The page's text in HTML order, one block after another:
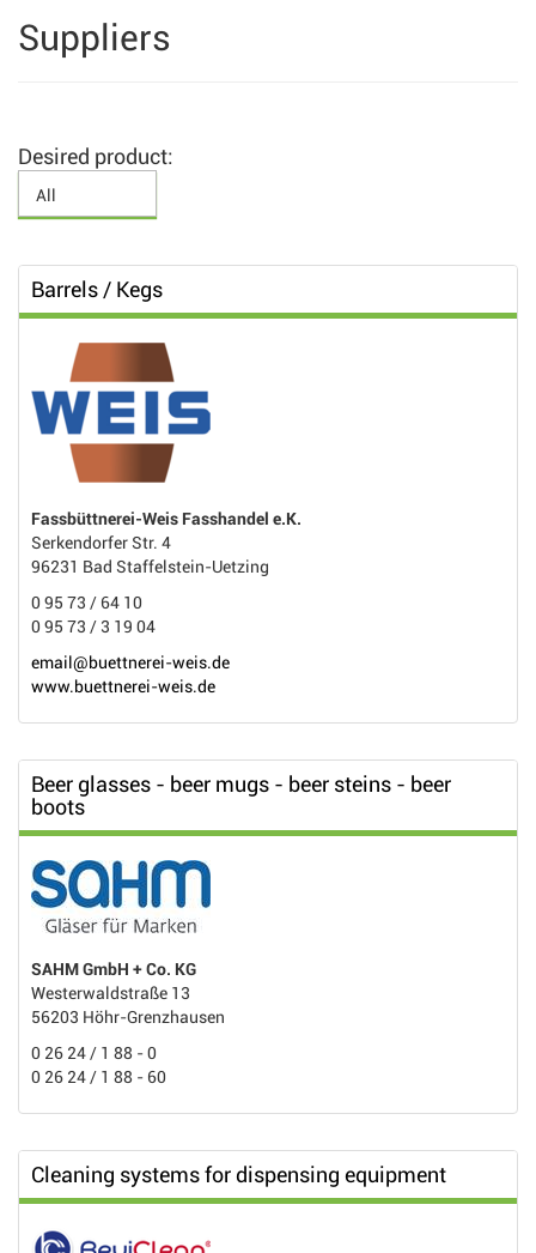
Suppliers
Desired product:
Barrels / Kegs
Fassbüttnerei-Weis Fasshandel e.K.
Serkendorfer Str. 4
96231 Bad Staffelstein-Uetzing
0 95 73 / 64 10
0 95 73 / 3 19 04
email@buettnerei-weis.de
www.buettnerei-weis.de
Beer glasses - beer mugs - beer steins - beer
boots
SAHM GmbH + Co. KG
Westerwaldstraße 13
56203 Höhr-Grenzhausen
0 26 24 / 1 88 - 0
0 26 24 / 1 88 - 60
Cleaning systems for dispensing equipment